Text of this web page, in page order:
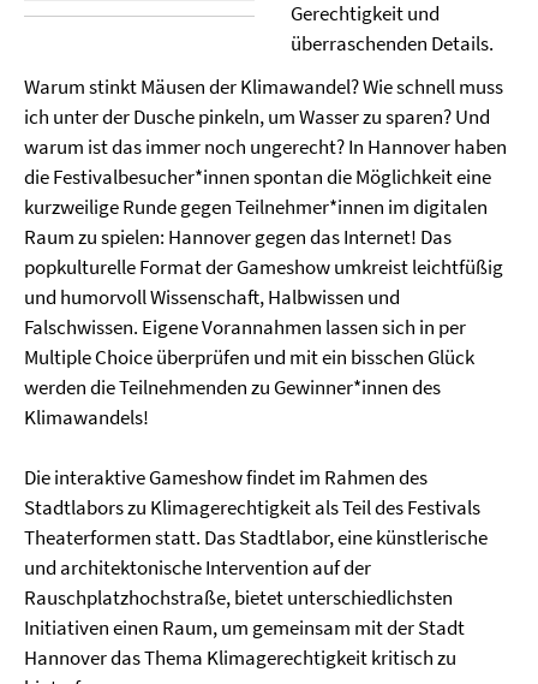
Gerechtigkeit und
überraschenden Details.
Warum stinkt Mäusen der Klimawandel? Wie schnell muss
ich unter der Dusche pinkeln, um Wasser zu sparen? Und
warum ist das immer noch ungerecht? In Hannover haben
die Festivalbesucher*innen spontan die Möglichkeit eine
kurzweilige Runde gegen Teilnehmer*innen im digitalen
Raum zu spielen: Hannover gegen das Internet! Das
popkulturelle Format der Gameshow umkreist leichtfüßig
und humorvoll Wissenschaft, Halbwissen und
Falschwissen. Eigene Vorannahmen lassen sich in per
Multiple Choice überprüfen und mit ein bisschen Glück
werden die Teilnehmenden zu Gewinner*innen des
Klimawandels!
Die interaktive Gameshow findet im Rahmen des
Stadtlabors zu Klimagerechtigkeit als Teil des Festivals
Theaterformen statt. Das Stadtlabor, eine künstlerische
und architektonische Intervention auf der
Rauschplatzhochstraße, bietet unterschiedlichsten
Initiativen einen Raum, um gemeinsam mit der Stadt
Hannover das Thema Klimagerechtigkeit kritisch zu